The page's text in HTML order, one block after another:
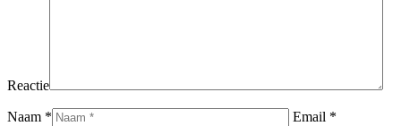
Reactie
Naam *
Email *